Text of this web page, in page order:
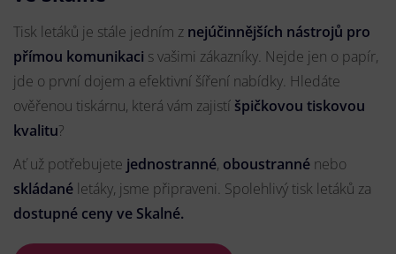
Tisk letáků je stále jedním z nejúčinnějších nástrojů pro
přímou komunikaci s vašimi zákazníky. Nejde jen o papír,
jde o první dojem a efektivní šíření nabídky. Hledáte
ověřenou tiskárnu, která vám zajistí špičkovou tiskovou
kvalitu?
Ať už potřebujete jednostranné, oboustranné nebo
skládané letáky, jsme připraveni. Spolehlivý tisk letáků za
dostupné ceny ve Skalné.